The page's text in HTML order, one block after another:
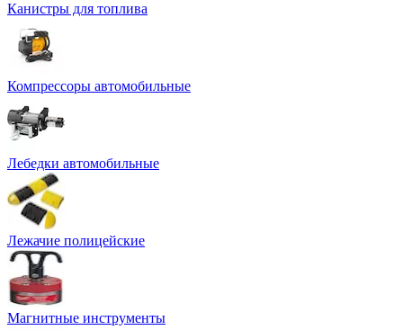
Канистры для топлива
Компрессоры автомобильные
Лебедки автомобильные
Лежачие полицейские
Магнитные инструменты